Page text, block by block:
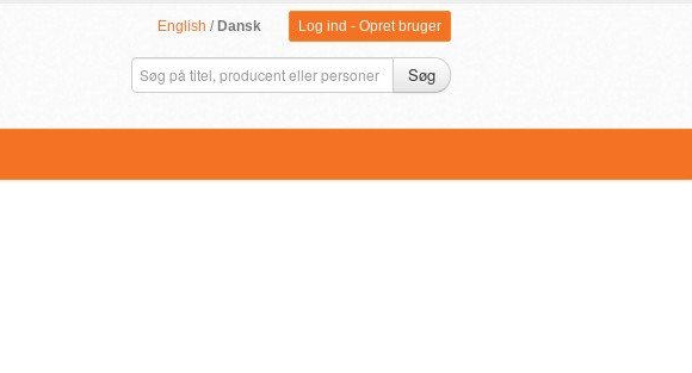
English / Dansk Log ind - Opret bruger
Søg